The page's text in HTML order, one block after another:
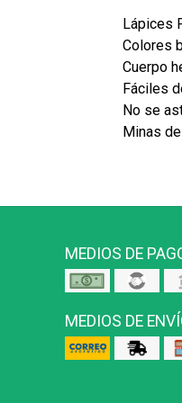
Lápices
Colores
Cuerpo
Fáciles
No se
Minas
MEDIOS DE
MEDIOS DE